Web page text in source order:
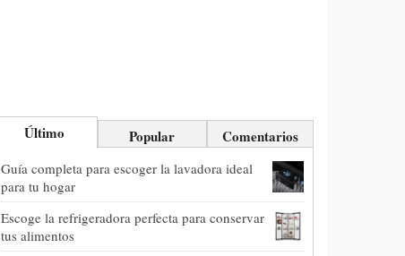
Último Popular Comentarios
Guía completa para escoger la lavadora ideal
para tu hogar
Escoge la refrigeradora perfecta para conservar
tus alimentos